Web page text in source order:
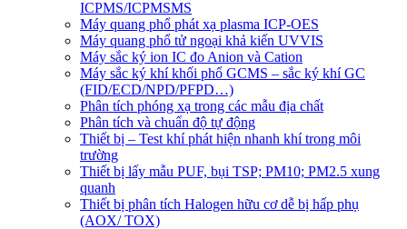
ICPMS/ICPMSMS
Máy quang phổ phát xạ plasma ICP-OES
Máy quang phổ tử ngoại khả kiến UVVIS
Máy sắc ký ion IC đo Anion và Cation
Máy sắc ký khí khối phổ GCMS – sắc ký khí GC
(FID/ECD/NPD/PFPD…)
Phân tích phóng xạ trong các mẫu địa chất
Phân tích và chuẩn độ tự động
Thiết bị – Test khí phát hiện nhanh khí trong môi
trường
Thiết bị lấy mẫu PUF, bụi TSP; PM10; PM2.5 xung
quanh
Thiết bị phân tích Halogen hữu cơ dễ bị hấp phụ
(AOX/ TOX)